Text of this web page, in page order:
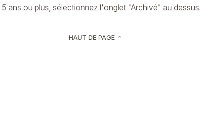
ans ou plus, sélectionnez l'onglet "Archivé" au dessus.
HAUT DE PAGE keyboard_arrow_up